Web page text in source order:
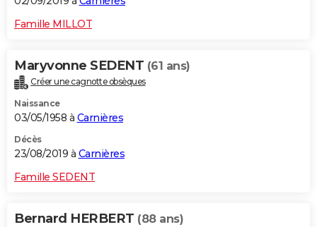
Famille MILLOT
Maryvonne SEDENT (61 ans)
Créer une cagnotte obsèques
Naissance
03/05/1958 à Carnières
Décès
23/08/2019 à Carnières
Famille SEDENT
Bernard HERBERT (88 ans)